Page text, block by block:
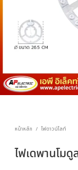
หน้าหลัก / ไฟดาวน์ไลท์
ไฟเดพานโม